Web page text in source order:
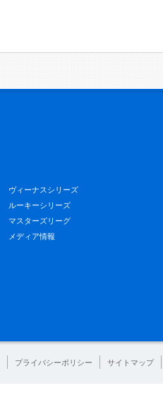
ヴィーナスシリーズ
ルーキーシリーズ
マスターズリーグ
メディア情報
プライバシーポリシー サイトマップ